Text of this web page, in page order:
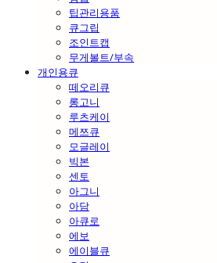
팁관리용품
큐그립
조인트캡
무게볼트/부속
개인용큐
떼오리큐
롱고니
루츠케이
메쯔큐
모글레이
빅본
센토
아그니
아담
아큐로
에보
에이블큐